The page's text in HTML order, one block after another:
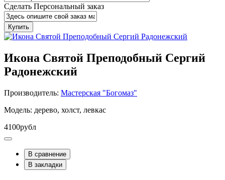
Сделать Персональный заказ
Купить
Икона Святой Преподобный Сергий
Радонежский
Производитель: Мастерская "Богомаз"
Модель: дерево, холст, левкас
4100рубл
В сравнение
В закладки